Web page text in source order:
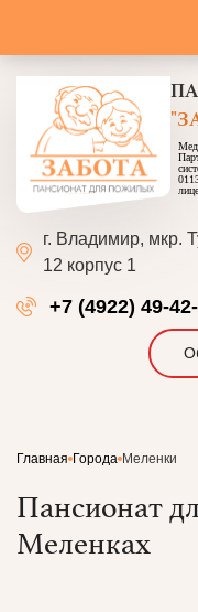
г. Владимир, мкр.
12 корпус 1
+7 (4922) 49-
Главная Города Меленки
Пансионат
Меленках